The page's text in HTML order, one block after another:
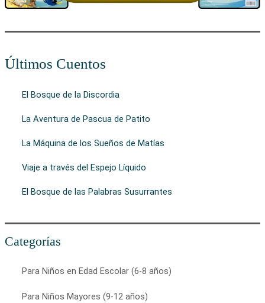
Últimos Cuentos
El Bosque de la Discordia
La Aventura de Pascua de Patito
La Máquina de los Sueños de Matías
Viaje a través del Espejo Líquido
El Bosque de las Palabras Susurrantes
Categorías
Para Niños en Edad Escolar (6-8 años)
Para Niños Mayores (9-12 años)